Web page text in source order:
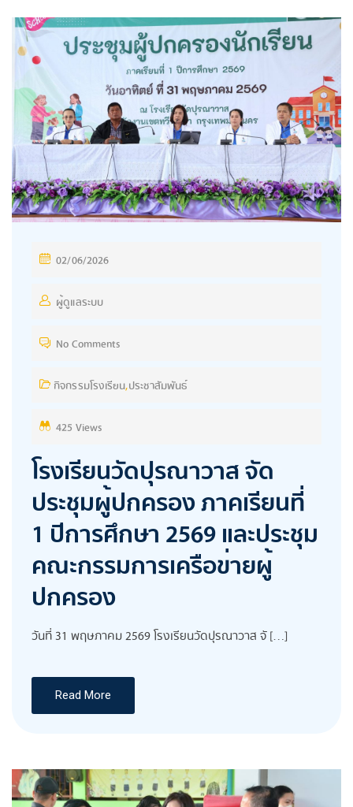
P
S
E
O
02/06/2026
ผู้ดูแลระบบ
No Comments
กิจกรรมโรงเรียน,ประชาสัมพันธ์
425 Views
โรงเรียนวัดปุรณาวาส จัด
ประชุมผู้ปกครอง ภาคเรียนที่
1 ปีการศึกษา 2569 และประชุม
คณะกรรมการเครือข่ายผู้
ปกครอง
วันที่ 31 พฤษภาคม 2569 โรงเรียนวัดปุรณาวาส จั […]
Read More